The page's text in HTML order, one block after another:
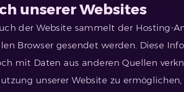
unserer Websites
der Website sammelt der Hosting-
Browser gesendet werden. Diese
mit Daten aus anderen Quellen
unserer Website zu